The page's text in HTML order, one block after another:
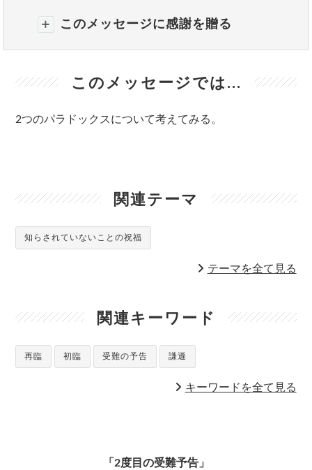
このメッセージに感謝を贈る
このメッセージでは...
2つのパラドックスについて考えてみる。
関連テーマ
知らされていないことの祝福
テーマを全て見る
関連キーワード
再臨 初臨 受難の予告 謙遜
キーワードを全て見る
「2度目の受難予告」